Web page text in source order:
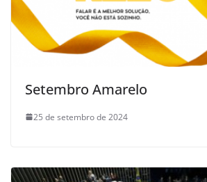
Setembro Amarelo
25 de setembro de 2024